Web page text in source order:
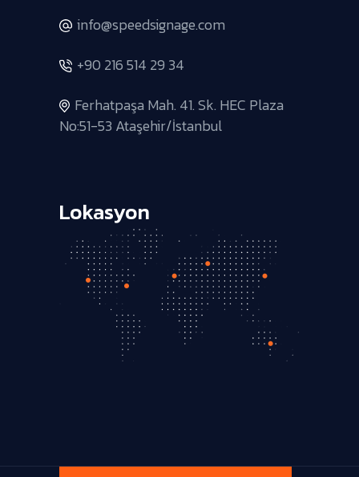
info@speedsignage.com
+90 216 514 29 34
Ferhatpaşa Mah. 41. Sk. HEC Plaza
No:51-53 Ataşehir/İstanbul
Lokasyon